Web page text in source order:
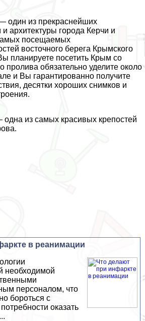
один из прекраснейших
архитектуры города Керчи и
посещаемых
восточного берега Крымского
планируете посетить Крым со
пролива обязательно уделите около
и Вы гарантированно получите
десятки хороших снимков и
одна из самых красивых крепостей
в реанимации
необходимой
персоналом, что
бороться с
оказать